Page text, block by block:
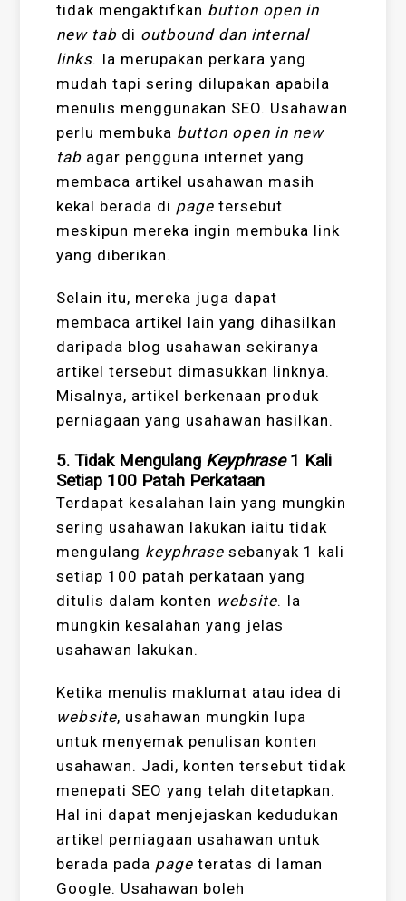
tidak mengaktifkan button open in
new tab di outbound dan internal
links. Ia merupakan perkara yang
mudah tapi sering dilupakan apabila
menulis menggunakan SEO. Usahawan
perlu membuka button open in new
tab agar pengguna internet yang
membaca artikel usahawan masih
kekal berada di page tersebut
meskipun mereka ingin membuka link
yang diberikan.
Selain itu, mereka juga dapat
membaca artikel lain yang dihasilkan
daripada blog usahawan sekiranya
artikel tersebut dimasukkan linknya.
Misalnya, artikel berkenaan produk
perniagaan yang usahawan hasilkan.
5. Tidak Mengulang Keyphrase1 Kali
Setiap 100 Patah Perkataan
Terdapat kesalahan lain yang mungkin
sering usahawan lakukan iaitu tidak
mengulang keyphrase sebanyak 1 kali
setiap 100 patah perkataan yang
ditulis dalam konten website. Ia
mungkin kesalahan yang jelas
usahawan lakukan.
Ketika menulis maklumat atau idea di
website, usahawan mungkin lupa
untuk menyemak penulisan konten
usahawan. Jadi, konten tersebut tidak
menepati SEO yang telah ditetapkan.
Hal ini dapat menjejaskan kedudukan
artikel perniagaan usahawan untuk
berada pada page teratas di laman
Google. Usahawan boleh